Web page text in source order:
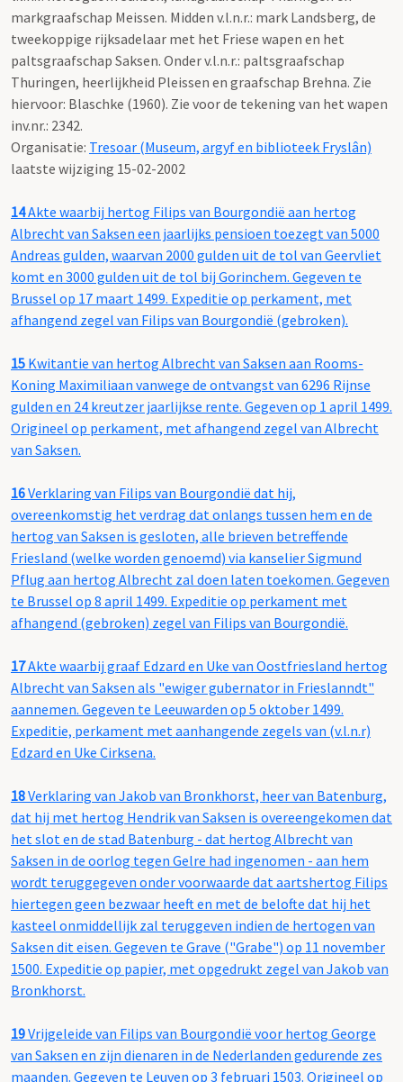
markgraafschap Meissen. Midden v.l.n.r.: mark Landsberg, de
tweekoppige rijksadelaar met het Friese wapen en het
paltsgraafschap Saksen. Onder v.l.n.r.: paltsgraafschap
Thuringen, heerlijkheid Pleissen en graafschap Brehna. Zie
hiervoor: Blaschke (1960). Zie voor de tekening van het wapen
inv.nr.: 2342.
Organisatie: Tresoar (Museum, argyf en biblioteek Fryslân)
laatste wijziging 15-02-2002
14Akte waarbij hertog Filips van Bourgondië aan hertog
Albrecht van Saksen een jaarlijks pensioen toezegt van 5000
Andreas gulden, waarvan 2000 gulden uit de tol van Geervliet
komt en 3000 gulden uit de tol bij Gorinchem. Gegeven te
Brussel op 17 maart 1499. Expeditie op perkament, met
afhangend zegel van Filips van Bourgondië (gebroken).
15 Kwitantie van hertog Albrecht van Saksen aan Rooms-
Koning Maximiliaan vanwege de ontvangst van 6296 Rijnse
gulden en 24 kreutzer jaarlijkse rente. Gegeven op 1 april 1499.
Origineel op perkament, met afhangend zegel van Albrecht
van Saksen.
16Verklaring van Filips van Bourgondië dat hij,
overeenkomstig het verdrag dat onlangs tussen hem en de
hertog van Saksen is gesloten, alle brieven betreffende
Friesland (welke worden genoemd) via kanselier Sigmund
Pflug aan hertog Albrecht zal doen laten toekomen. Gegeven
te Brussel op 8 april 1499. Expeditie op perkament met
afhangend (gebroken) zegel van Filips van Bourgondië.
17Akte waarbij graaf Edzard en Uke van Oostfriesland hertog
Albrecht van Saksen als "ewiger gubernator in Frieslanndt"
aannemen. Gegeven te Leeuwarden op 5 oktober 1499.
Expeditie, perkament met aanhangende zegels van (v.l.n.r)
Edzard en Uke Cirksena.
18Verklaring van Jakob van Bronkhorst, heer van Batenburg,
dat hij met hertog Hendrik van Saksen is overeengekomen dat
het slot en de stad Batenburg - dat hertog Albrecht van
Saksen in de oorlog tegen Gelre had ingenomen - aan hem
wordt teruggegeven onder voorwaarde dat aartshertog Filips
hiertegen geen bezwaar heeft en met de belofte dat hij het
kasteel onmiddellijk zal teruggeven indien de hertogen van
Saksen dit eisen. Gegeven te Grave ("Grabe") op 11 november
1500. Expeditie op papier, met opgedrukt zegel van Jakob van
Bronkhorst.
19Vrijgeleide van Filips van Bourgondië voor hertog George
van Saksen en zijn dienaren in de Nederlanden gedurende zes
maanden. Gegeven te Leuven op 3 februari 1503. Origineel op